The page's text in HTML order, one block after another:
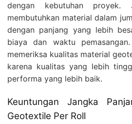
dengan kebutuhan
membutuhkan material dalam
dengan panjang yang lebih
biaya dan waktu
memeriksa kualitas material
karena kualitas yang lebih
performa yang lebih baik.
Keuntungan Jangka
Geotextile Per Roll